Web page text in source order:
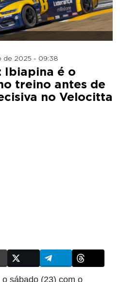
de 2025 - 09:38
Ibiapina é o
treino antes de
no Velocitta
sábado (23) com o